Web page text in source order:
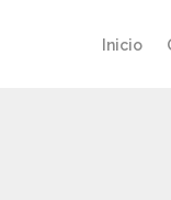
Inicio